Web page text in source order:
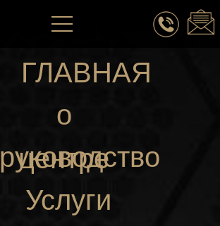
руководство
ГЛАВНАЯ
о
центре
Услуги